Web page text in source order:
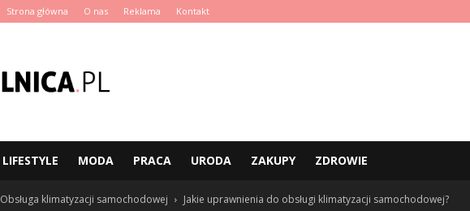
Strona główna O nas Reklama Kontakt
LIFESTYLE MODA PRACA URODA ZAKUPY ZDROWIE
Obsługa klimatyzacji samochodowej Jakie uprawnienia do obsługi klimatyzacji samochodowej?